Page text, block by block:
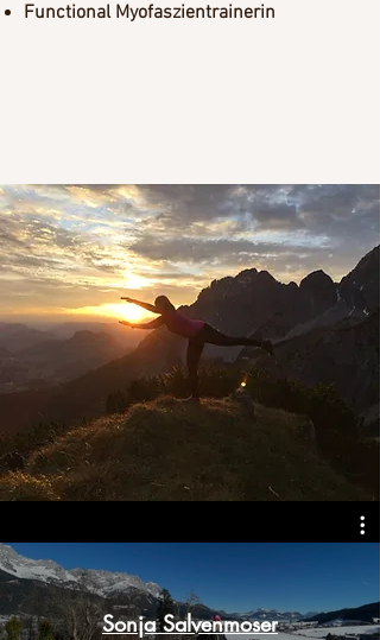
Functional Myofaszientrainerin
Sonja Salvenmoser